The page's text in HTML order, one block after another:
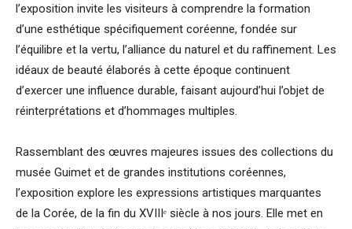
l’exposition invite les visiteurs à comprendre la formation
d’une esthétique spécifiquement coréenne, fondée sur
l’équilibre et la vertu, l’alliance du naturel et du raffinement. Les
idéaux de beauté élaborés à cette époque continuent
d’exercer une influence durable, faisant aujourd’hui l’objet de
réinterprétations et d’hommages multiples.
Rassemblant des œuvres majeures issues des collections du
musée Guimet et de grandes institutions coréennes,
l’exposition explore les expressions artistiques marquantes
de la Corée, de la fin du XVIIIᵉ siècle à nos jours. Elle met en